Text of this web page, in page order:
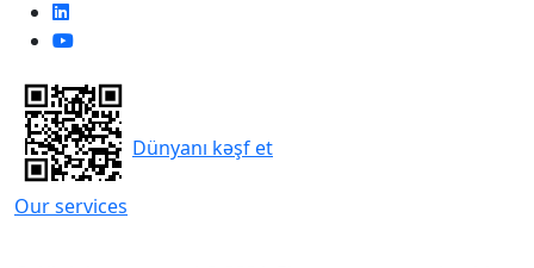
Our services
Dünyanı kəşf et